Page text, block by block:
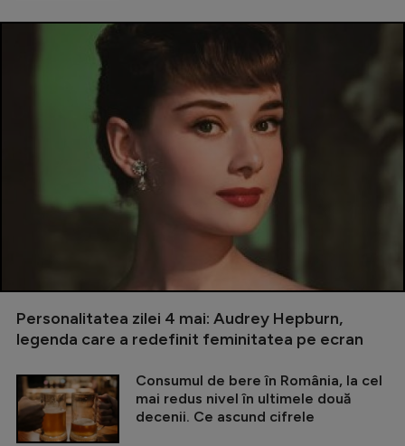
Personalitatea zilei 4 mai: Audrey Hepburn,
legenda care a redefinit feminitatea pe ecran
Consumul de bere în România, la cel
mai redus nivel în ultimele două
decenii. Ce ascund cifrele